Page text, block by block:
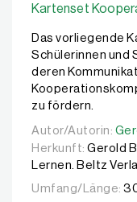
Kartenset
Das vorliegende
Schülerinnen und
deren
zu fördern.
Autor/Autorin:
Autor/Autorin:
Herkunft: Gerold
Lernen. Beltz
Umfang/Länge: